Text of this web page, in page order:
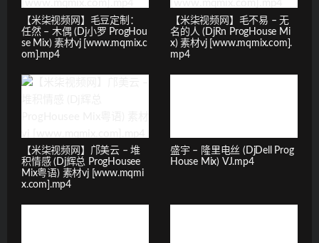
【米柒视频网】毛豆定制：
任然 – 木偶 (Dj小罗 ProgHou
se Mix) 素材vj [www.mqmix.c
om].mp4
【米柒视频网】毛不易 – 无
名的人 (DjRn ProgHouse Mi
x) 素材vj [www.mqmix.com].
mp4
【米柒视频网】邝美云 – 堆
积情感 (Dj辉总 ProgHousee
Mix粤语) 素材vj [www.mqmi
x.com].mp4
盛宇 – 隆里电丝 (DjDell Prog
House Mix) VJ.mp4